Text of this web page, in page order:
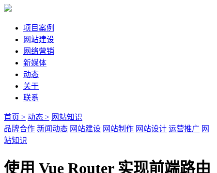
项目案例
网站建设
网络营销
新媒体
动态
关于
联系
首页 > 动态 > 网站知识
品牌合作 新闻动态 网站建设 网站制作 网站设计 运营推广 网
站知识
使用 Vue Router 实现前端路由